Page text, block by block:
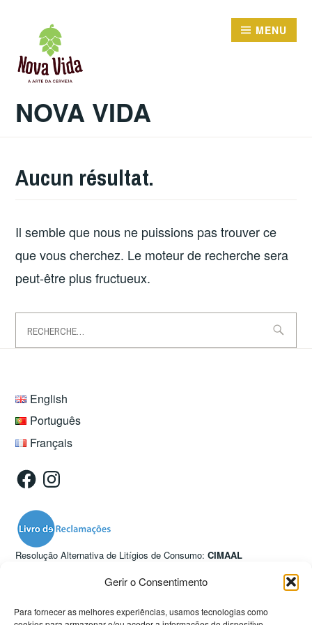
Gerir o Consentimento
Para fornecer as melhores experiências, usamos tecnologias como
contenu
principal
NOVA VIDA
MENU
Aucun résultat.
Il semble que nous ne puissions pas trouver ce
que vous cherchez. Le moteur de recherche sera
peut-être plus fructueux.
English
Português
Français
FacebookInstagram
Resolução Alternativa de Litígios de Consumo:CIMAAL
info@consumoalgarve.pt·consumoalgarve.pt
Nova Vida